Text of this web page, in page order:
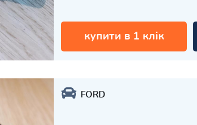
купити в 1 клік
FORD